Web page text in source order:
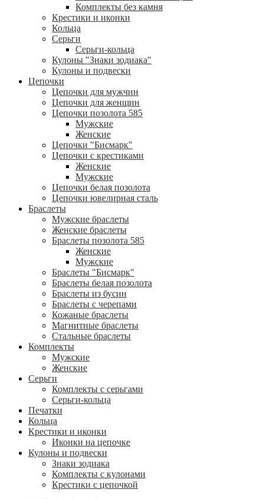
Комплекты без камня
Крестики и иконки
Кольца
Серьги
Серьги-кольца
Кулоны "Знаки зодиака"
Кулоны и подвески
Цепочки
Цепочки для мужчин
Цепочки для женщин
Цепочки позолота 585
Мужские
Женские
Цепочки "Бисмарк"
Цепочки с крестиками
Женские
Мужские
Цепочки белая позолота
Цепочки ювелирная сталь
Браслеты
Мужские браслеты
Женские браслеты
Браслеты позолота 585
Женские
Мужские
Браслеты "Бисмарк"
Браслеты белая позолота
Браслеты из бусин
Браслеты с черепами
Кожаные браслеты
Магнитные браслеты
Стальные браслеты
Комплекты
Мужские
Женские
Серьги
Комплекты с серьгами
Серьги-кольца
Печатки
Кольца
Крестики и иконки
Иконки на цепочке
Кулоны и подвески
Знаки зодиака
Комплекты с кулонами
Крестики с цепочкой